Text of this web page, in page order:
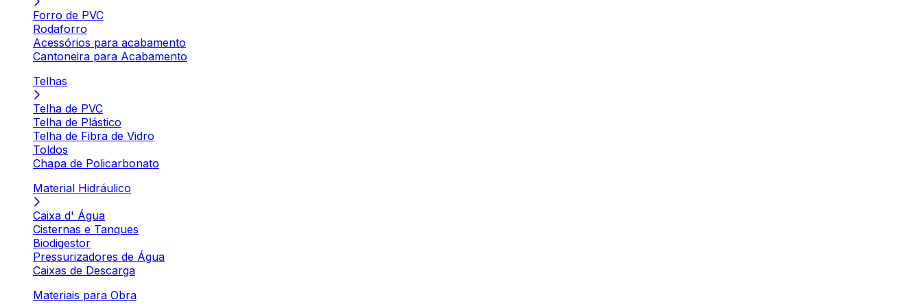
Forro de PVC
Rodaforro
Acessórios para acabamento
Cantoneira para Acabamento
Telhas
Telha de PVC
Telha de Plástico
Telha de Fibra de Vidro
Toldos
Chapa de Policarbonato
Material Hidráulico
Caixa d' Água
Cisternas e Tanques
Biodigestor
Pressurizadores de Água
Caixas de Descarga
Materiais para Obra